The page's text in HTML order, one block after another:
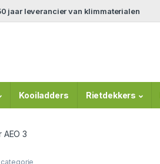
jaar leverancier van klimmaterialen
Kooiladders Rietdekkers
3
categorie